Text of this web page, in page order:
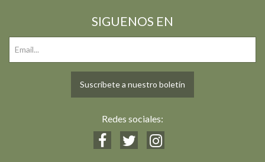
SIGUENOS EN
Suscríbete a nuestro boletín
Redes sociales: